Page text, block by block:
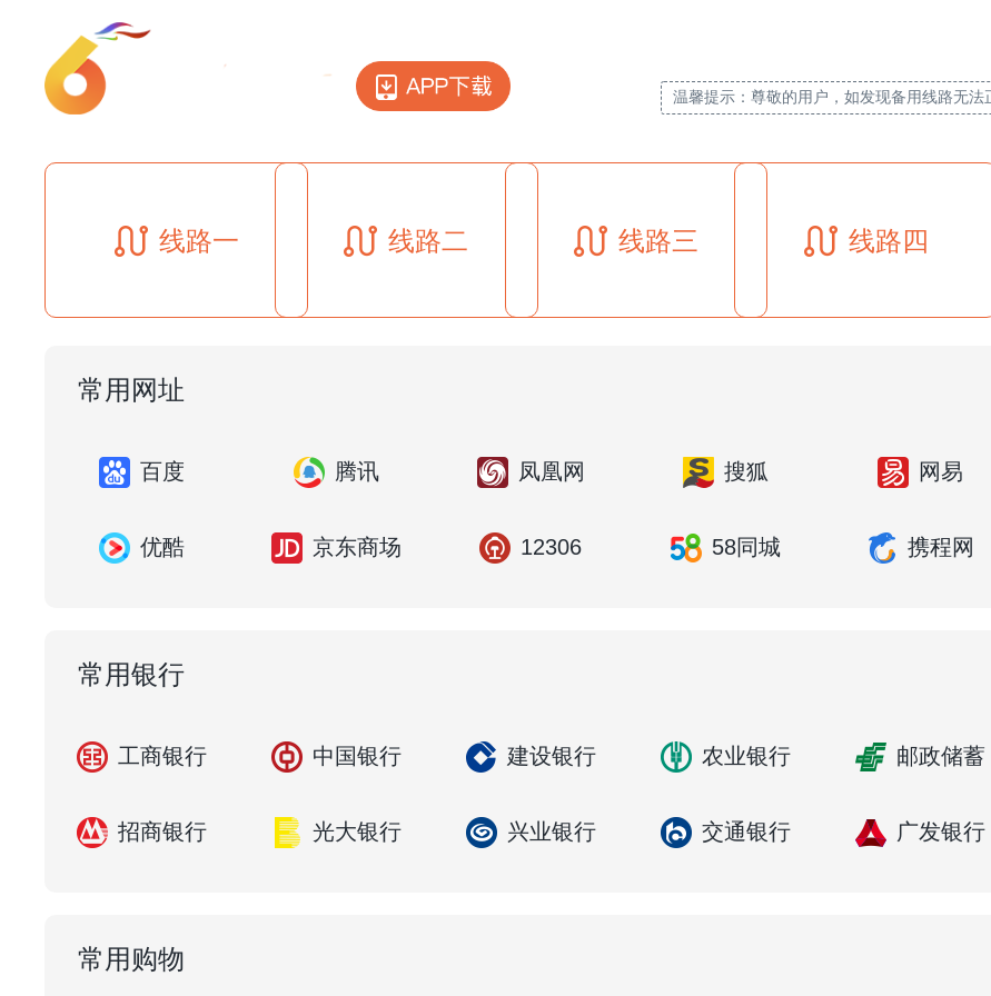
温馨提示：尊敬的用户，如发现备用线路无
线路一 线路二 线路三 线路四
常用网址
百度 腾讯 凤凰网 搜狐 网易
优酷 京东商场 12306 58同城 携程网
常用银行
工商银行 中国银行 建设银行 农业银行 邮政储蓄
招商银行 光大银行 兴业银行 交通银行 广发银行
常用购物